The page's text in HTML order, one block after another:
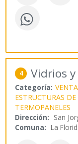
4 Vidrios
Categoría:
ESTRUCTURAS
TERMOPANELES
Dirección: San
Comuna: La